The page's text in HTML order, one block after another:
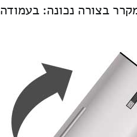
בצורה נכונה: בעמודה